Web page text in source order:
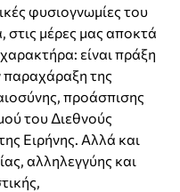
φυσιογνωμίες του
στις μέρες μας αποκτά
είναι πράξη
παραχάραξη της
προάσπισης
του Διεθνούς
Ειρήνης. Αλλά και
αλληλεγγύης και